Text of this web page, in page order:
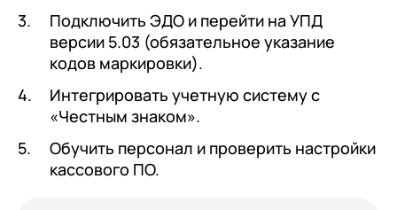
Подключить ЭДО и перейти на УПД
версии 5.03 (обязательное указание
кодов маркировки).
Интегрировать учетную систему с
«Честным знаком».
Обучить персонал и проверить настройки
кассового ПО.